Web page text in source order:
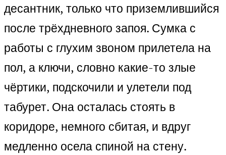
десантник, только что приземлившийся
после трёхдневного запоя. Сумка с
работы с глухим звоном прилетела на
пол, а ключи, словно какие-то злые
чёртики, подскочили и улетели под
табурет. Она осталась стоять в
коридоре, немного сбитая, и вдруг
медленно осела спиной на стену.